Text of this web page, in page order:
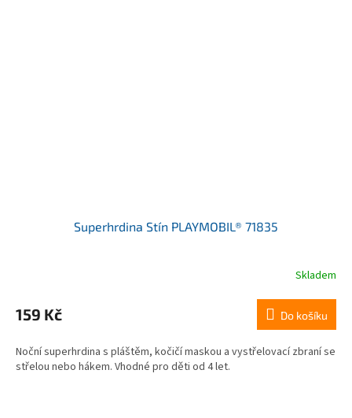
Superhrdina Stín PLAYMOBIL® 71835
Skladem
159 Kč Do košíku
Noční superhrdina s pláštěm, kočičí maskou a vystřelovací zbraní se
střelou nebo hákem. Vhodné pro děti od 4 let.